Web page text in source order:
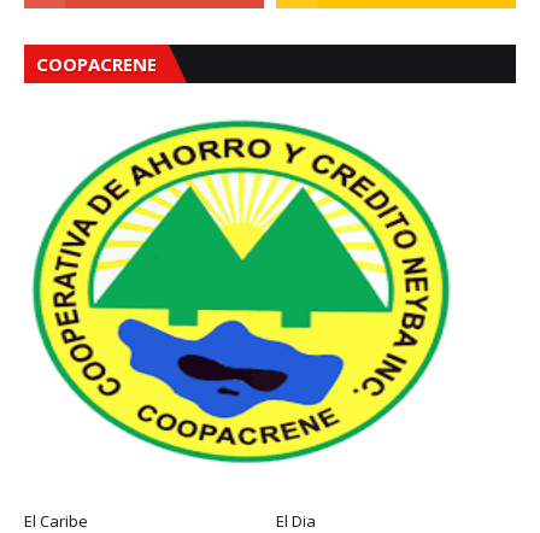
COOPACRENE
El Caribe
El Dia